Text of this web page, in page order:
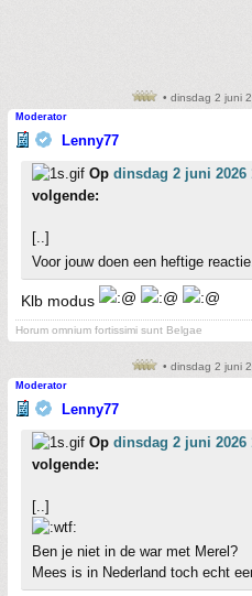
• dinsdag 2 juni
Moderator
Lenny77
Op dinsdag 2 juni 2026
volgende:
[..]
Voor jouw doen een heftige
Klb modus
Horum omnium fortissimi sunt Belgae
• dinsdag 2 juni
Moderator
Lenny77
Op dinsdag 2 juni 2026
volgende:
[..]
Ben je niet in de war met Merel?
Mees is in Nederland toch echt